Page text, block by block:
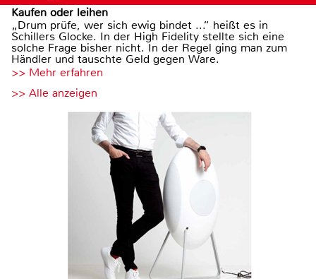
Kaufen oder leihen
„Drum prüfe, wer sich ewig bindet ...“ heißt es in
Schillers Glocke. In der High Fidelity stellte sich eine
solche Frage bisher nicht. In der Regel ging man zum
Händler und tauschte Geld gegen Ware.
>> Mehr erfahren
>> Alle anzeigen